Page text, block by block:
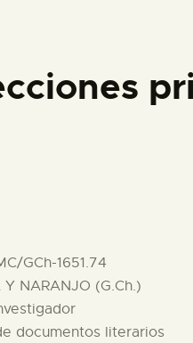
GCh-1651.74
Y NARANJO (G.Ch.)
documentos literarios